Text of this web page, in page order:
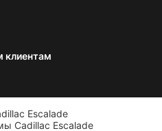
клиентам
Escalade
Cadillac Escalade